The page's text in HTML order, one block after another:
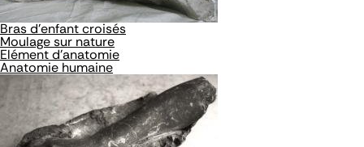
Bras d'enfant croisés
Moulage sur nature
Elément d'anatomie
Anatomie humaine